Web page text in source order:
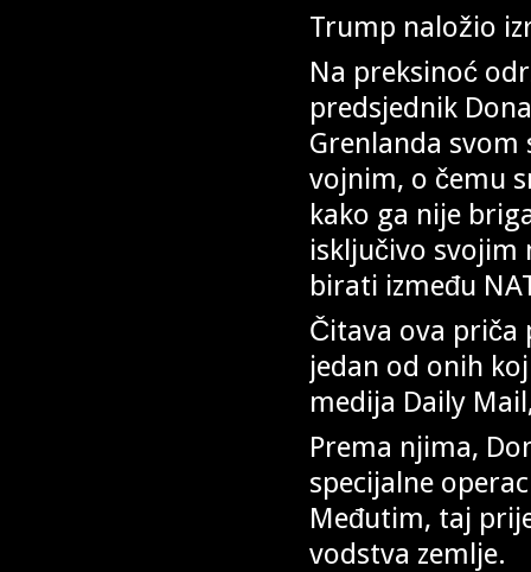
Trump naložio
Na preksinoć
predsjednik
Grenlanda svom
vojnim, o čemu
kako ga nije
isključivo svojim
birati između
Čitava ova priča
jedan od onih
medija Daily
Prema njima,
specijalne
Međutim, taj
vodstva zemlje.